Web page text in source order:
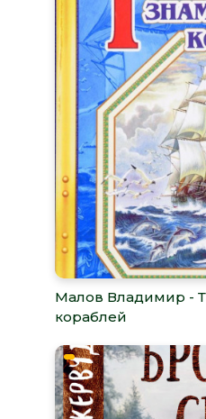
Малов Владимир -
кораблей